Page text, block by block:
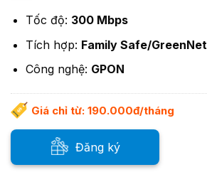
Tốc độ: 300 Mbps
Tích hợp: Family Safe/GreenNet
Công nghệ: GPON
Giá chỉ từ: 190.000đ/tháng
Đăng ký